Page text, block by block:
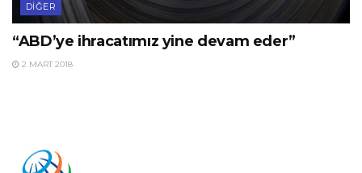
DIĞER
“ABD’ye ihracatımız yine devam eder”
2 MART 2018